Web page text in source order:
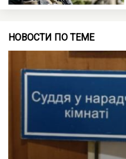
НОВОСТИ ПО ТЕМЕ